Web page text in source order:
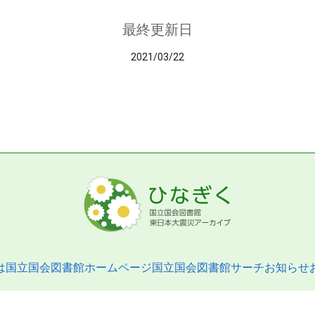
最終更新日
2021/03/22
国立国会図書館ホームページ国立国会図書館サーチお知らせ